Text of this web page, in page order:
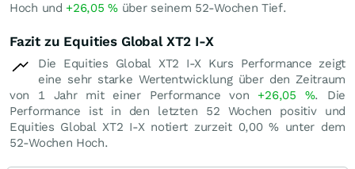
Hoch und +26,05%über seinem 52-Wochen Tief.
Fazit zu Equities Global XT2 I-X
Die Equities Global XT2 I-X Kurs Performance zeigt
eine sehr starke Wertentwicklung über den Zeitraum
von 1 Jahr mit einer Performance von +26,05 %. Die
Performance ist in den letzten 52 Wochen positiv und
Equities Global XT2 I-X notiert zurzeit 0,00%unter dem
52-Wochen Hoch.